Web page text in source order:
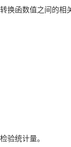
函数值之间的相
验统计量。